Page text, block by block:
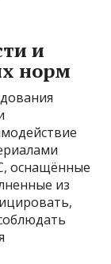
и
норм
оснащённые
из